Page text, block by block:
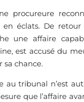
procureure
éclats. De
une affaire
est accusé du
sa chance.
au tribunal n’est
que l’affaire